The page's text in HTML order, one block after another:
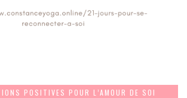
POSITIVES POUR L’AMOUR DE SOI